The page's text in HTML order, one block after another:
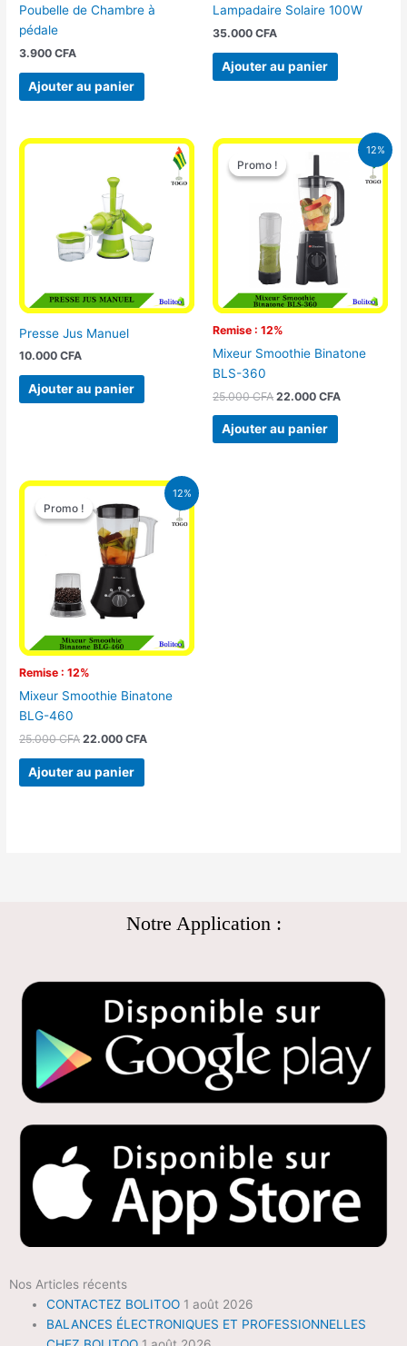
Poubelle de Chambre à
pédale
3.900CFA
Ajouter au panier
Lampadaire Solaire 100W
35.000 CFA
Ajouter au panier
Presse Jus Manuel
10.000CFA
Ajouter au panier
12%
Promo !
Remise : 12%
Promo !
Mixeur Smoothie Binatone
BLS-360
25.000CFA
Le
prix
initial
était :
25.000 CFA.
22.000 CFA
Le
prix
actuel
est :
Ajouter au panier
12%
Promo !
Remise : 12%
Promo !
Mixeur Smoothie Binatone
BLG-460
25.000CFA
Le
prix
initial
était :
25.000 CFA.
22.000CFA
Le
prix
actuel
est :
Ajouter au panier
Notre Application :
Nos Articles récents
CONTACTEZ BOLITOO 1 août 2026
BALANCES ÉLECTRONIQUES ET PROFESSIONNELLES